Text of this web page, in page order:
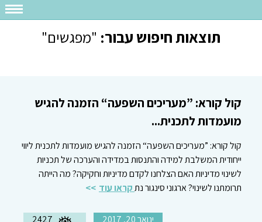
תוצאות חיפוש עבור: "מפגשים"
קול קורא: ”מעריכים השפעה“ הזמנה להגיש
מועמדות לתכנית...
קול קורא: ”מעריכים השפעה“ הזמנה להגיש מועמדות לתכנית ליווי
ייחודית המשלבת למידה והתנסות במדידה והערכה של תכניות
לשינוי מדיניות האם הצלחנו לקדם מדיניות וחקיקה? מה הייתה
תרומתנו לשינוי? ארגוני סינגור נתקראו עוד
ינואר 20, 2017 2427